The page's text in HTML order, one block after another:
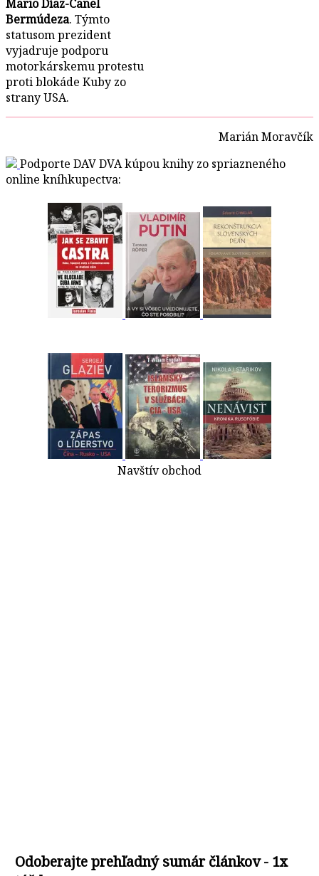
Mario Díaz-Canel
Bermúdeza. Týmto
statusom prezident
vyjadruje podporu
motorkárskemu protestu
proti blokáde Kuby zo
strany USA.
Marián Moravčík
Podporte DAV DVA kúpou knihy zo spriazneného
online kníhkupectva:
Navštív obchod
Odoberajte prehľadný sumár článkov - 1x